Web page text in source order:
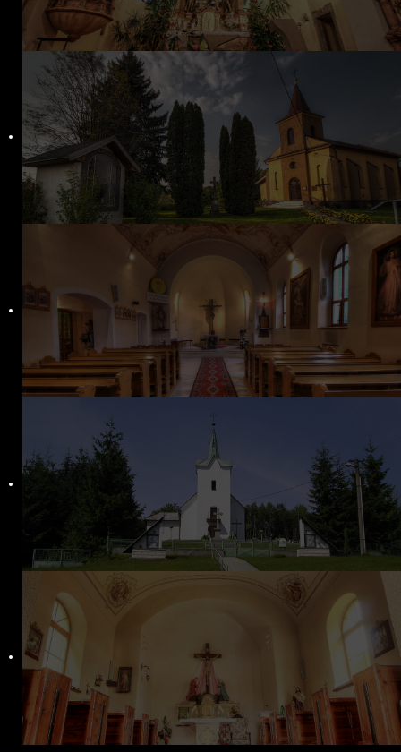
Spoločenstvá
Bratstvo sv. ruženca
Bratstvo sv. škapuliara
Lektori
Mimoriadni rozdávatelia prijímania
Škola snúbencov
Fotogalérie
Manželské ohlášky
Čítanie Božieho slova
Škapuliar – farský infolist
Duchovný život
Krst
Pokánie
Pomazanie chorých
Posvätný stav
Manželstvo
Katolícky pohreb
Kontakt